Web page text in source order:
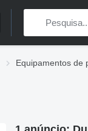
Equipamentos de